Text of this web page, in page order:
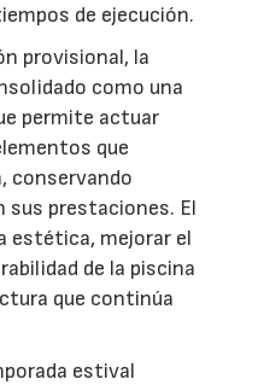
de ejecución.
provisional, la
como una
permite actuar
que
conservando
sus prestaciones. El
estética, mejorar el
de la piscina
que continúa
estival